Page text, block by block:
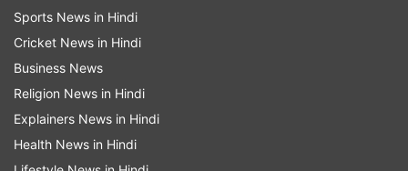
Sports News in Hindi
Cricket News in Hindi
Business News
Religion News in Hindi
Explainers News in Hindi
Health News in Hindi